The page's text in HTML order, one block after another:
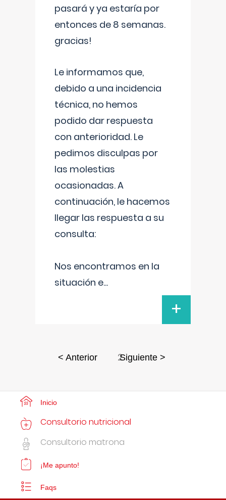
pasará y ya estaría por
entonces de 8 semanas.
gracias!
Le informamos que,
debido a una incidencia
técnica, no hemos
podido dar respuesta
con anterioridad. Le
pedimos disculpas por
las molestias
ocasionadas. A
continuación, le hacemos
llegar las respuesta a su
consulta:
Nos encontramos en la
situación e...
+
< Anterior 2Siguiente >
Inicio
Consultorio nutricional
Consultorio matrona
¡Me apunto!
Faqs